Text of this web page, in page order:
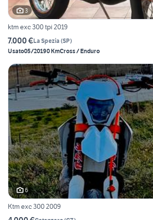
3
ktm exc 300 tpi 2019
7.000 €La Spezia (SP)
Usato05/20190 KmCross / Enduro
6
Ktm exc 300 2009